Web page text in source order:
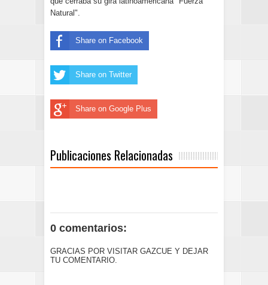
Natural".
Share on Facebook
Share on Twitter
Share on Google Plus
Publicaciones Relacionadas
0 comentarios:
GRACIAS POR VISITAR GAZCUE Y DEJAR
TU COMENTARIO.